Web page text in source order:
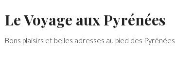
to
content
Le Voyage aux Pyrénées
Bons plaisirs et belles adresses au pied des Pyrénées